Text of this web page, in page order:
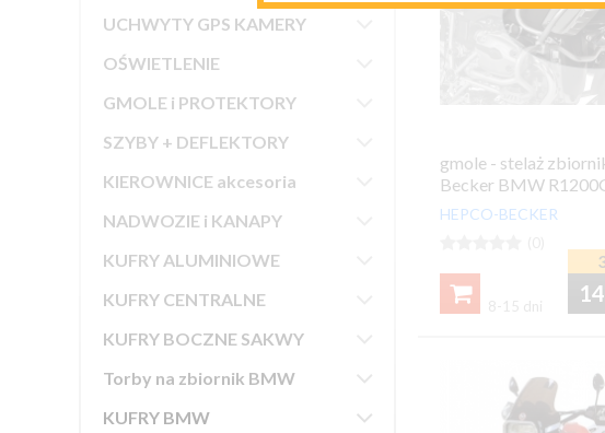
UCHWYTY GPS KAMERY
OŚWIETLENIE
GMOLE i PROTEKTORY
SZYBY + DEFLEKTORY
KIEROWNICE akcesoria
NADWOZIE i KANAPY
KUFRY ALUMINIOWE
KUFRY CENTRALNE
KUFRY BOCZNE SAKWY

Torby na zbiornik BMW

KUFRY BMW
gmole - stelaż
Becker BMW
HEPCO-BECKER

8-15 dni